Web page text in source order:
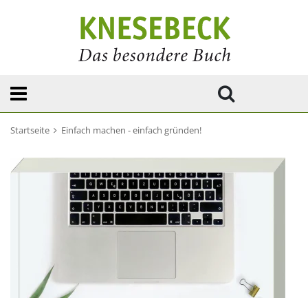
Startseite Einfach machen - einfach gründen!